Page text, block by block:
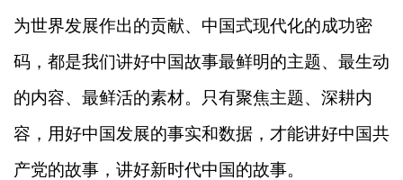
为世界发展作出的贡献、中国式现代化的成功密
码，都是我们讲好中国故事最鲜明的主题、最生动
的内容、最鲜活的素材。只有聚焦主题、深耕内
容，用好中国发展的事实和数据，才能讲好中国共
产党的故事，讲好新时代中国的故事。